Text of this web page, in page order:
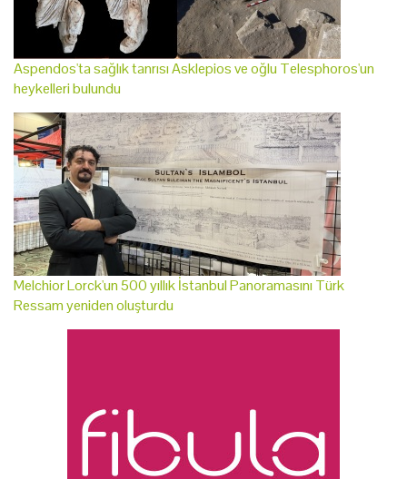
Aspendos'ta sağlık tanrısı Asklepios ve oğlu Telesphoros'un
heykelleri bulundu
Melchior Lorck'un 500 yıllık İstanbul Panoramasını Türk
Ressam yeniden oluşturdu